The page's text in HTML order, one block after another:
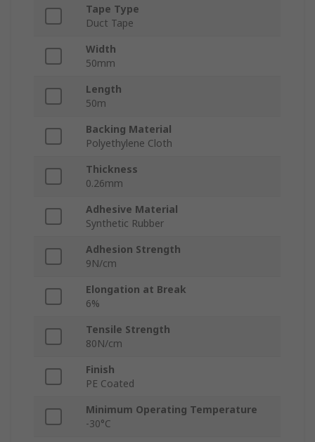
Tape Type
Duct Tape
Width
50mm
Length
50m
Backing Material
Polyethylene Cloth
Thickness
0.26mm
Adhesive Material
Synthetic Rubber
Adhesion Strength
9N/cm
Elongation at Break
6%
Tensile Strength
80N/cm
Finish
PE Coated
Minimum Operating Temperature
-30°C